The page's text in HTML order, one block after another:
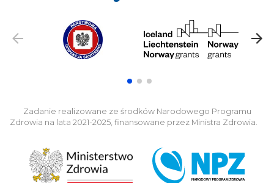
Zadanie realizowane ze środków Narodowego Programu
Zdrowia na lata 2021-2025, finansowane przez Ministra Zdrowia.